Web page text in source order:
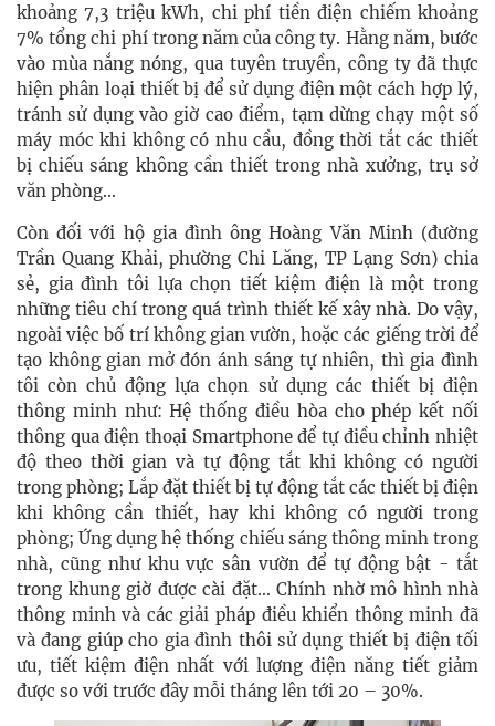
khoảng 7,3 triệu kWh, chi phí tiền điện chiếm khoảng
7% tổng chi phí trong năm của công ty. Hằng năm, bước
vào mùa nắng nóng, qua tuyên truyền, công ty đã thực
hiện phân loại thiết bị để sử dụng điện một cách hợp lý,
tránh sử dụng vào giờ cao điểm, tạm dừng chạy một số
máy móc khi không có nhu cầu, đồng thời tắt các thiết
bị chiếu sáng không cần thiết trong nhà xưởng, trụ sở
văn phòng…
Còn đối với hộ gia đình ông Hoàng Văn Minh (đường
Trần Quang Khải, phường Chi Lăng, TP Lạng Sơn) chia
sẻ, gia đình tôi lựa chọn tiết kiệm điện là một trong
những tiêu chí trong quá trình thiết kế xây nhà. Do vậy,
ngoài việc bố trí không gian vườn, hoặc các giếng trời để
tạo không gian mở đón ánh sáng tự nhiên, thì gia đình
tôi còn chủ động lựa chọn sử dụng các thiết bị điện
thông minh như: Hệ thống điều hòa cho phép kết nối
thông qua điện thoại Smartphone để tự điều chỉnh nhiệt
độ theo thời gian và tự động tắt khi không có người
trong phòng; Lắp đặt thiết bị tự động tắt các thiết bị điện
khi không cần thiết, hay khi không có người trong
phòng; Ứng dụng hệ thống chiếu sáng thông minh trong
nhà, cũng như khu vực sân vườn để tự động bật - tắt
trong khung giờ được cài đặt… Chính nhờ mô hình nhà
thông minh và các giải pháp điều khiển thông minh đã
và đang giúp cho gia đình thôi sử dụng thiết bị điện tối
ưu, tiết kiệm điện nhất với lượng điện năng tiết giảm
được so với trước đây mỗi tháng lên tới 20 – 30%.